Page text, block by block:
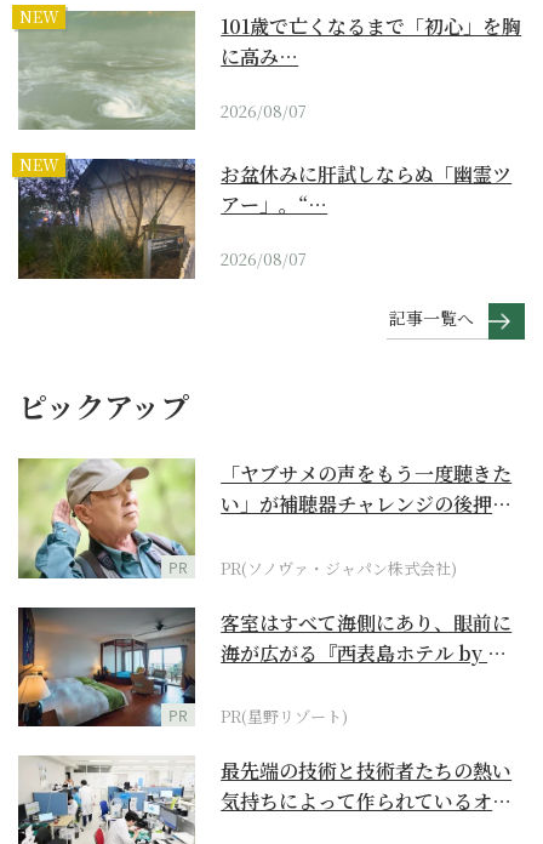
NEW
101歳で亡くなるまで「初心」を胸
に高み…
2026/08/07
NEW
お盆休みに肝試しならぬ「幽霊ツ
アー」。“…
2026/08/07
記事一覧へ
ピックアップ
PR
「ヤブサメの声をもう一度聴きた
い」が補聴器チャレンジの後押し
PR(ソノヴァ・ジャパン株式会社)
PR
客室はすべて海側にあり、眼前に
海が広がる『西表島ホテル by 星
PR(星野リゾート)
最先端の技術と技術者たちの熱い
気持ちによって作られているオー